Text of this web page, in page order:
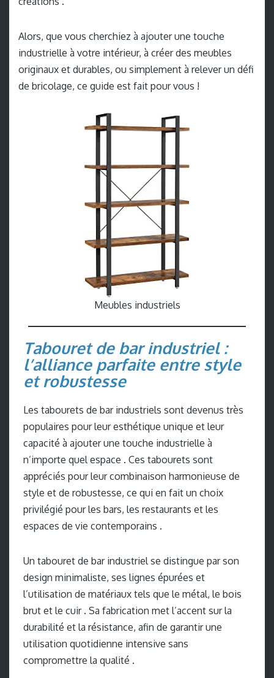
Alors, que vous cherchiez à ajouter une touche
industrielle à votre intérieur, à créer des meubles
originaux et durables, ou simplement à relever un défi
de bricolage, ce guide est fait pour vous !
Meubles industriels
Tabouret de bar industriel :
l’alliance parfaite entre style
et robustesse
Les tabourets de bar industriels sont devenus très
populaires pour leur esthétique unique et leur
capacité à ajouter une touche industrielle à
n’importe quel espace . Ces tabourets sont
appréciés pour leur combinaison harmonieuse de
style et de robustesse, ce qui en fait un choix
privilégié pour les bars, les restaurants et les
espaces de vie contemporains .
Un tabouret de bar industriel se distingue par son
design minimaliste, ses lignes épurées et
l’utilisation de matériaux tels que le métal, le bois
brut et le cuir . Sa fabrication met l’accent sur la
durabilité et la résistance, afin de garantir une
utilisation quotidienne intensive sans
compromettre la qualité .